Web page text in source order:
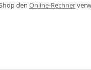
den Online-Rechner